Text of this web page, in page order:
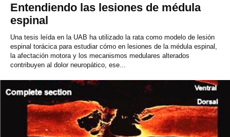
Entendiendo las lesiones de médula
espinal
Una tesis leída en la UAB ha utilizado la rata como modelo de lesión
espinal torácica para estudiar cómo en lesiones de la médula espinal,
la afectación motora y los mecanismos medulares alterados
contribuyen al dolor neuropático, ese...